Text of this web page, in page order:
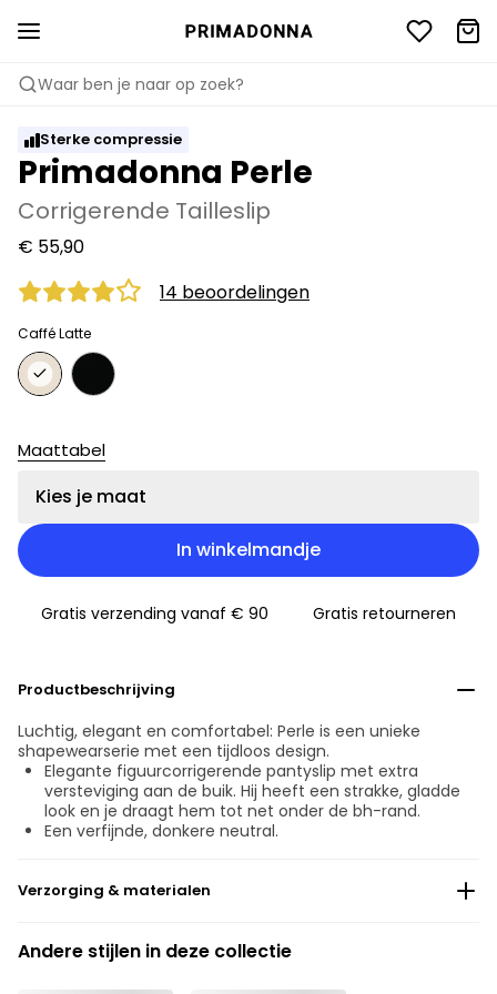
Waar ben je naar op zoek?
Sterke compressie
Primadonna Perle
Corrigerende Tailleslip
€ 55,90
14 beoordelingen
Caffé Latte
Maattabel
Kies je maat
In winkelmandje
Gratis verzending vanaf € 90 Gratis retourneren
Productbeschrijving
Luchtig, elegant en comfortabel: Perle is een unieke
shapewearserie met een tijdloos design.
Elegante figuurcorrigerende pantyslip met extra
versteviging aan de buik. Hij heeft een strakke, gladde
look en je draagt hem tot net onder de bh-rand.
Een verfijnde, donkere neutral.
Verzorging & materialen
Geen professionele reiniging
Niet trommeldrogen
Andere stijlen in deze collectie